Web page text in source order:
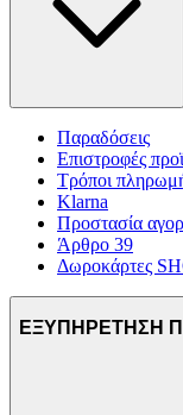
Παραδόσεις
Επιστροφές
Τρόποι
Klarna
Προστασία
Άρθρο 39
Δωροκάρτες
ΕΞΥΠΗΡΕΤΗΣΗ